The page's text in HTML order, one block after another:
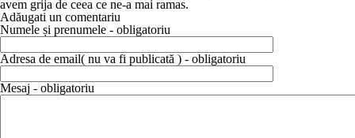
avem grija de ceea ce ne-a mai ramas.
Adăugati un comentariu
Numele și prenumele - obligatoriu
Adresa de email( nu va fi publicată ) - obligatoriu
Mesaj - obligatoriu